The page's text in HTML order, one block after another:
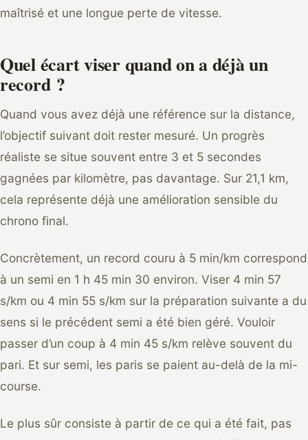
maîtrisé et une longue perte de vitesse.
Quel écart viser quand on a déjà un
record ?
Quand vous avez déjà une référence sur la distance,
l’objectif suivant doit rester mesuré. Un progrès
réaliste se situe souvent entre 3 et 5 secondes
gagnées par kilomètre, pas davantage. Sur 21,1 km,
cela représente déjà une amélioration sensible du
chrono final.
Concrètement, un record couru à 5 min/km correspond
à un semi en 1 h 45 min 30 environ. Viser 4 min 57
s/km ou 4 min 55 s/km sur la préparation suivante a du
sens si le précédent semi a été bien géré. Vouloir
passer d’un coup à 4 min 45 s/km relève souvent du
pari. Et sur semi, les paris se paient au-delà de la mi-
course.
Le plus sûr consiste à partir de ce qui a été fait, pas